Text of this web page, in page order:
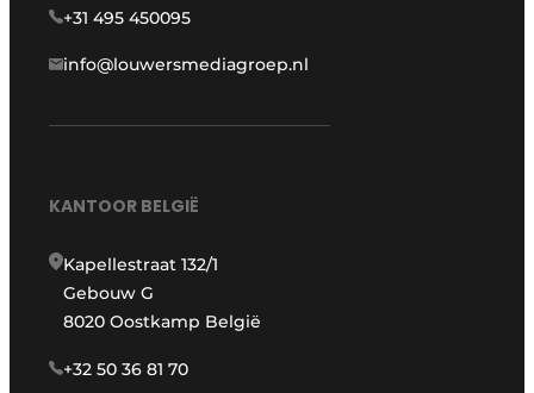
+31 495 450095
info@louwersmediagroep.nl
KANTOOR BELGIË
Kapellestraat 132/1
Gebouw G
8020 Oostkamp België
+32 50 36 81 70